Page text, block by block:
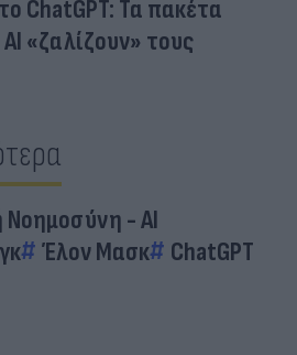
ChatGPT: Τα πακέτα
«ζαλίζουν» τους
Νοημοσύνη - AI
Έλον Μασκ
ChatGPT